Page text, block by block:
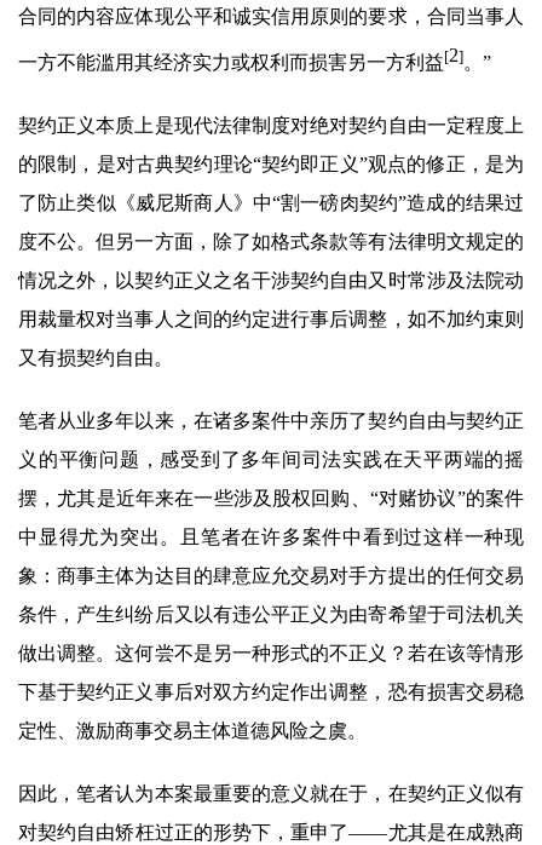
合同的内容应体现公平和诚实信用原则的要求，合同当事人
一方不能滥用其经济实力或权利而损害另一方利益[2]。”
契约正义本质上是现代法律制度对绝对契约自由一定程度上
的限制，是对古典契约理论“契约即正义”观点的修正，是为
了防止类似《威尼斯商人》中“割一磅肉契约”造成的结果过
度不公。但另一方面，除了如格式条款等有法律明文规定的
情况之外，以契约正义之名干涉契约自由又时常涉及法院动
用裁量权对当事人之间的约定进行事后调整，如不加约束则
又有损契约自由。
笔者从业多年以来，在诸多案件中亲历了契约自由与契约正
义的平衡问题，感受到了多年间司法实践在天平两端的摇
摆，尤其是近年来在一些涉及股权回购、“对赌协议”的案件
中显得尤为突出。且笔者在许多案件中看到过这样一种现
象：商事主体为达目的肆意应允交易对手方提出的任何交易
条件，产生纠纷后又以有违公平正义为由寄希望于司法机关
做出调整。这何尝不是另一种形式的不正义？若在该等情形
下基于契约正义事后对双方约定作出调整，恐有损害交易稳
定性、激励商事交易主体道德风险之虞。
因此，笔者认为本案最重要的意义就在于，在契约正义似有
对契约自由矫枉过正的形势下，重申了——尤其是在成熟商